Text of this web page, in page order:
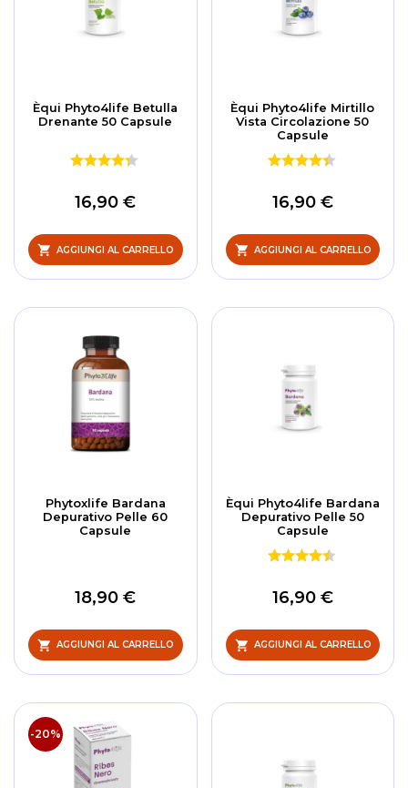
Èqui Phyto4life Betulla
Drenante 50 Capsule
16,90 €
AGGIUNGI AL CARRELLO
Èqui Phyto4life Mirtillo
Vista Circolazione 50
Capsule
16,90 €
AGGIUNGI AL CARRELLO
Phytoxlife Bardana
Depurativo Pelle 60
Capsule
18,90 €
AGGIUNGI AL CARRELLO
Èqui Phyto4life Bardana
Depurativo Pelle 50
Capsule
16,90 €
AGGIUNGI AL CARRELLO
-20%